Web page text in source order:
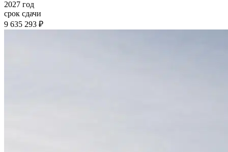
2027 год
срок сдачи
9 635 293 ₽